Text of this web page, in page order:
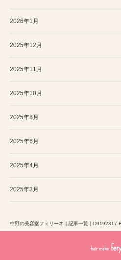
2026年1月
2025年12月
2025年11月
2025年10月
2025年8月
2025年6月
2025年4月
2025年3月
中野の美容室フェリーネ ｜ 記事一覧 ｜ D9192317-